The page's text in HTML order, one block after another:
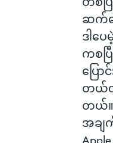
ဆက်
ဒါပ
ကစပ
ပြေ
တယ်
တယ်
အခ